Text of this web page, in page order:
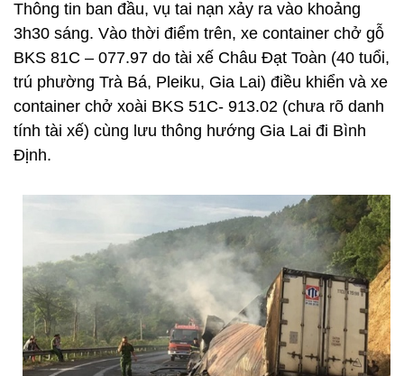
Thông tin ban đầu, vụ tai nạn xảy ra vào khoảng
3h30 sáng. Vào thời điểm trên, xe container chở gỗ
BKS 81C – 077.97 do tài xế Châu Đạt Toàn (40 tuổi,
trú phường Trà Bá, Pleiku, Gia Lai) điều khiển và xe
container chở xoài BKS 51C- 913.02 (chưa rõ danh
tính tài xế) cùng lưu thông hướng Gia Lai đi Bình
Định.